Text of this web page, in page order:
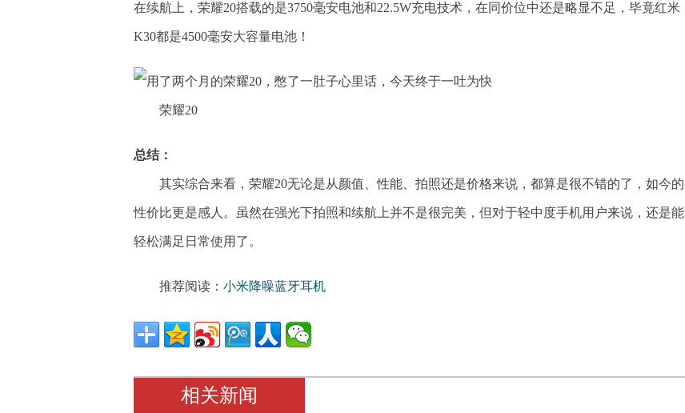
在续航上，荣耀20搭载的是3750毫安电池和22.5W充电技术，在同价位中还是略显不足，毕竟红米
K30都是4500毫安大容量电池！
荣耀20
总结：
其实综合来看，荣耀20无论是从颜值、性能、拍照还是价格来说，都算是很不错的了，如今的
性价比更是感人。虽然在强光下拍照和续航上并不是很完美，但对于轻中度手机用户来说，还是能
轻松满足日常使用了。
推荐阅读： 小米降噪蓝牙耳机
相关新闻